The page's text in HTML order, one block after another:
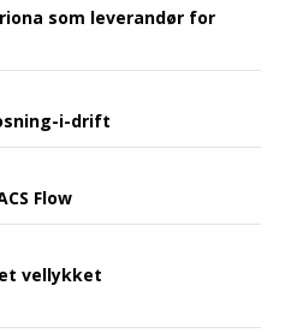
som leverandør for
i-drift
Flow
vellykket